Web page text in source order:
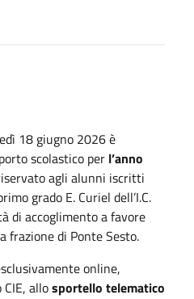
18 giugno 2026 è
scolastico per l’anno
agli alunni iscritti
grado E. Curiel dell’I.C.
di accoglimento a favore
frazione di Ponte Sesto.
online,
allosportello telematico